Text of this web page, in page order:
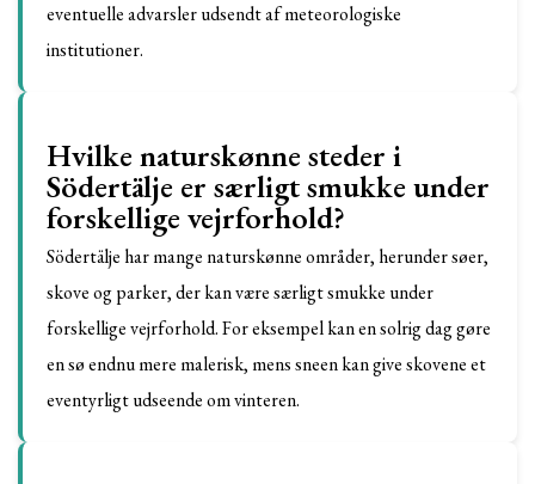
eventuelle advarsler udsendt af meteorologiske
institutioner.
Hvilke naturskønne steder i
Södertälje er særligt smukke under
forskellige vejrforhold?
Södertälje har mange naturskønne områder, herunder søer,
skove og parker, der kan være særligt smukke under
forskellige vejrforhold. For eksempel kan en solrig dag gøre
en sø endnu mere malerisk, mens sneen kan give skovene et
eventyrligt udseende om vinteren.